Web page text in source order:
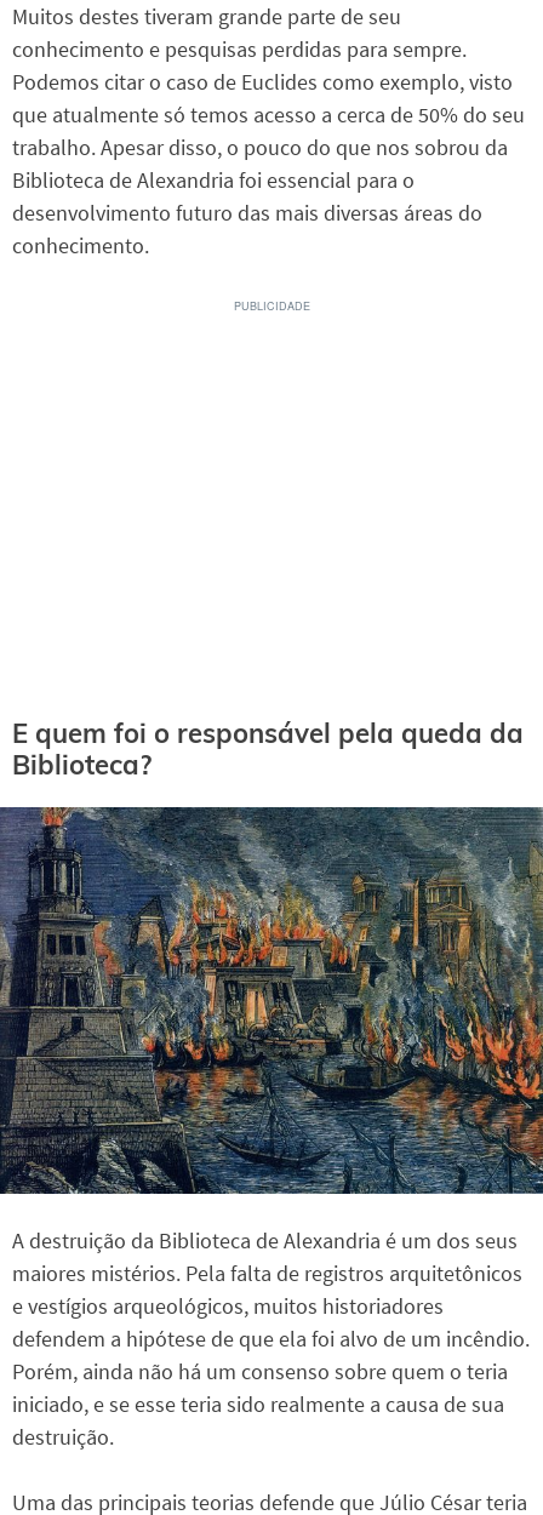
Muitos destes tiveram grande parte de seu
conhecimento e pesquisas perdidas para sempre.
Podemos citar o caso de Euclides como exemplo, visto
que atualmente só temos acesso a cerca de 50% do seu
trabalho. Apesar disso, o pouco do que nos sobrou da
Biblioteca de Alexandria foi essencial para o
desenvolvimento futuro das mais diversas áreas do
conhecimento.
E quem foi o responsável pela queda da
Biblioteca?
A destruição da Biblioteca de Alexandria é um dos seus
maiores mistérios. Pela falta de registros arquitetônicos
e vestígios arqueológicos, muitos historiadores
defendem a hipótese de que ela foi alvo de um incêndio.
Porém, ainda não há um consenso sobre quem o teria
iniciado, e se esse teria sido realmente a causa de sua
destruição.
Uma das principais teorias defende que Júlio César teria